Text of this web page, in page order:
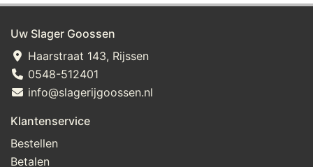
Uw Slager Goossen
Haarstraat 143, Rijssen
0548-512401
info@slagerijgoossen.nl
Klantenservice
Bestellen
Betalen